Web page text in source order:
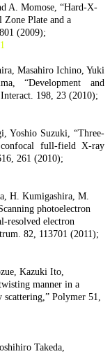
A. Momose, “Hard-X-
Zone Plate and a
(2009);
Masahiro Ichino, Yuki
“Development and
198, 23 (2010);
Yoshio Suzuki, “Three-
full-field X-ray
261 (2010);
H. Kumigashira, M.
photoelectron
resolved electron
82, 113701 (2011);
Kazuki Ito,
manner in a
scattering,” Polymer 51,
Takeda,